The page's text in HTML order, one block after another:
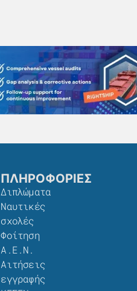
ΠΛΗΡΟΦΟΡΙΕΣ
Διπλώματα
Ναυτικές
σχολές
Φοίτηση
Α.Ε.Ν.
Αιτήσεις
εγγραφής